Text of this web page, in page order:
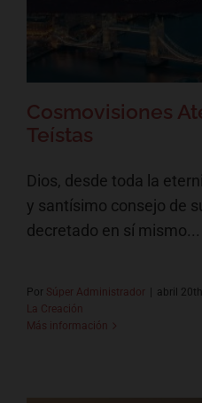
Cosmovisiones
Teístas
Dios, desde toda la
y santísimo consejo de
decretado en sí mismo...
Por Súper Administrador abril
La Creación
Más información